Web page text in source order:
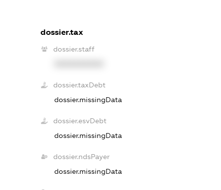
dossier.tax
dossier.staff
dossier.taxDebt
dossier.missingData
dossier.esvDebt
dossier.missingData
dossier.ndsPayer
dossier.missingData